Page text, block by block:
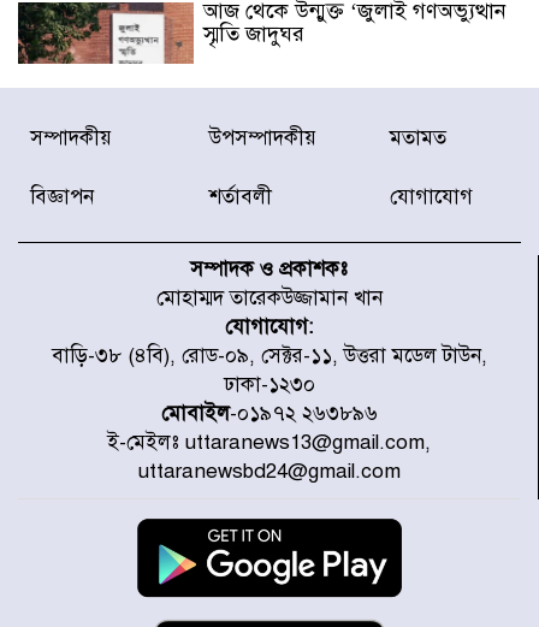
আজ থেকে উন্মুক্ত ‘জুলাই গণঅভ্যুত্থান
স্মৃতি জাদুঘর
রাজধানীর উত্তরা আঞ্চলিক পাসপোর্ট
অফিসের সামনে দালাল চক্রের ১৩ জন
করেছে র‌্যাব-১
চূড়ান্ত পর্যায়ে : ইরান
প্রত্যেক অপরাধীর বিচার এ দেশেই
হবে, সে যত শক্তিশালীই হোক না কেন,
চট্টগ্রামে জুলাই গণঅভ্যুত্থান দিবসে
প্রতিমন্ত্রী মীর হেলাল
আগামী ৫ দিন বৃষ্টির আভাস
হাসিনার বক্তব্য প্রচারে ভারতের সমর্থন
সম্পাদকীয় উপসম্পাদকীয় মতামত
বিজ্ঞাপন শর্তাবলী যোগাযোগ
সম্পাদক ও প্রকাশকঃ
মোহাম্মদ তারেকউজ্জামান খান
যোগাযোগ:
বাড়ি-৩৮ (৪বি), রোড-০৯, সেক্টর-১১, উত্তরা মডেল টাউন,
ঢাকা-১২৩০
মোবাইল-০১৯৭২ ২৬৩৮৯৬
ই-মেইলঃ uttaranews13@gmail.com,
uttaranewsbd24@gmail.com